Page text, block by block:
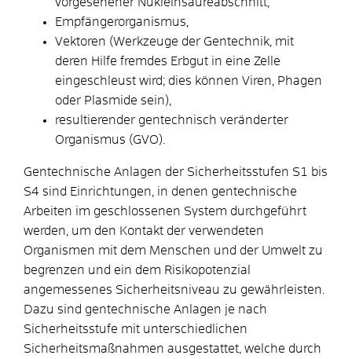
Empfängerorganismus,
Vektoren (Werkzeuge der Gentechnik, mit
deren Hilfe fremdes Erbgut in eine Zelle
eingeschleust wird; dies können Viren, Phagen
oder Plasmide sein),
resultierender gentechnisch veränderter
Organismus (GVO).
Gentechnische Anlagen der Sicherheitsstufen S1 bis
S4 sind Einrichtungen, in denen gentechnische
Arbeiten im geschlossenen System durchgeführt
werden, um den Kontakt der verwendeten
Organismen mit dem Menschen und der Umwelt zu
begrenzen und ein dem Risikopotenzial
angemessenes Sicherheitsniveau zu gewährleisten.
Dazu sind gentechnische Anlagen je nach
Sicherheitsstufe mit unterschiedlichen
Sicherheitsmaßnahmen ausgestattet, welche durch